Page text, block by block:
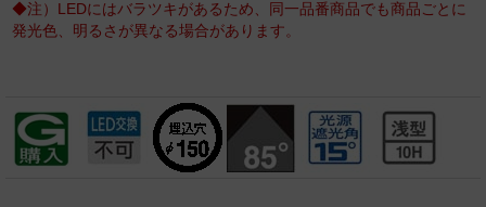
◆注）LEDにはバラツキがあるため、同一品番商品でも商品ごとに
発光色、明るさが異なる場合があります。